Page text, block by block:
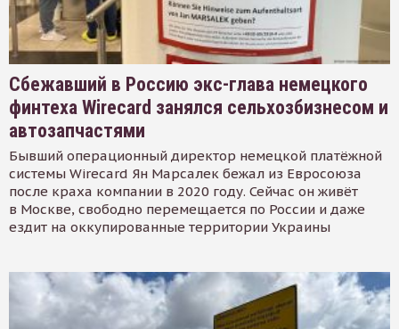
Сбежавший в Россию экс-глава немецкого
финтеха Wirecard занялся сельхозбизнесом и
автозапчастями
Бывший операционный директор немецкой платёжной
системы Wirecard Ян Марсалек бежал из Евросоюза
после краха компании в 2020 году. Сейчас он живёт
в Москве, свободно перемещается по России и даже
ездит на оккупированные территории Украины